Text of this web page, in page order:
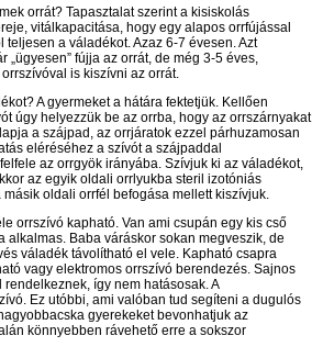
orrát? Tapasztalat szerint a kisiskolás
vitálkapacitása, hogy egy alapos orrfújással
a váladékot. Azaz 6-7 évesen. Azt
„ügyesen” fújja az orrát, de még 3-5 éves,
is kiszívni az orrát.
A gyermeket a hátára fektetjük. Kellően
úgy helyezzük be az orrba, hogy az orrszárnyakat
a szájpad, az orrjáratok ezzel párhuzamosan
eléréséhez a szívót a szájpaddal
az orrgyök irányába. Szívjuk ki az váladékot,
az egyik oldali orrlyukba steril izotóniás
oldali orrfél befogása mellett kiszívjuk.
orrszívó kapható. Van ami csupán egy kis cső
alkalmas. Baba váráskor sokan megveszik, de
váladék távolítható el vele. Kapható csapra
vagy elektromos orrszívó berendezés. Sajnos
így nem hatásosak. A
Ez utóbbi, ami valóban tud segíteni a dugulós
gyerekeket bevonhatjuk az
könnyebben rávehető erre a sokszor